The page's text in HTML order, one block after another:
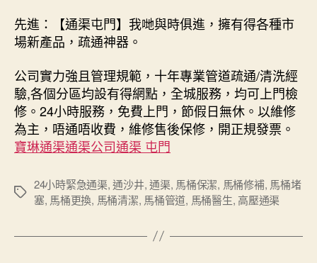
先進：【通渠屯門】我哋與時俱進，擁有得各種市
場新產品，疏通神器。
公司實力強且管理規範，十年專業管道疏通/清洗經
驗,各個分區均設有得網點，全城服務，均可上門檢
修。24小時服務，免費上門，節假日無休。以維修
為主，唔通唔收費，維修售後保修，開正規發票。
寶琳通渠通渠公司通渠 屯門
Tags
24小時緊急通渠,通沙井,通渠, 馬桶保潔, 馬桶修補, 馬桶堵
塞, 馬桶更換, 馬桶清潔, 馬桶管道, 馬桶醫生, 高壓通渠